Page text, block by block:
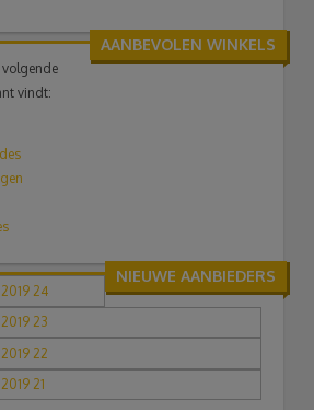
AANBEVOLEN WINKELS
vindt:
NIEUWE AANBIEDERS